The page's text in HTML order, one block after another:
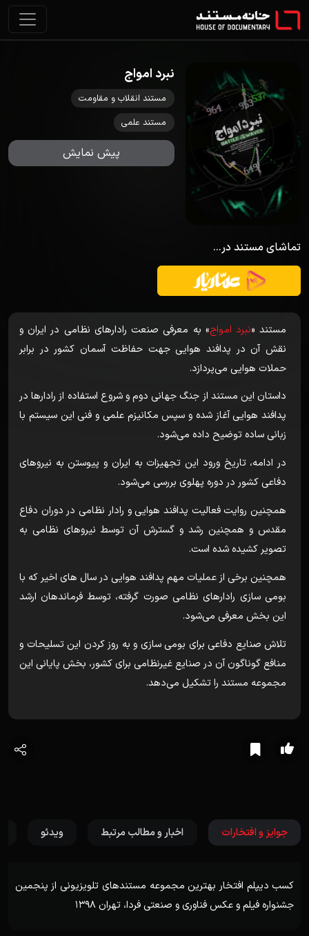
نبرد امواج
مستند انقلاب و مقاومت
مستند علمی
پیش نمایش
تماشای مستند در...
مستند «نبرد امواج» به معرفی صنعت رادارهای نظامی در ایران و
نقش آن در پدافند هوایی جهت حفاظت آسمان کشور در برابر
حملات هوایی می‌پردازد.
داستان این مستند از جنگ جهانی دوم و شروع استفاده از رادارها در
پدافند هوایی آغاز شده و سپس مکانیزم علمی و فنی این سیستم با
زبانی ساده توضیح داده می‌شود.
در ادامه، تاریخ ورود این تجهیزات به ایران و پیوستن به نیروهای
دفاعی کشور در دوره پهلوی بررسی می‌شود.
همچنین روایت فعالیت پدافند هوایی و رادار نظامی در دوران دفاع
مقدس و همچنین رشد و گسترش آن توسط نیروهای نظامی به
تصویر کشیده شده است.
همچنین برخی از عملیات مهم پدافند هوایی در سال های اخیر که با
بومی سازی رادارهای نظامی صورت گرفته، توسط فرماندهان ارشد
این بخش معرفی می‌شود.
تلاش صنایع دفاعی برای بومی سازی و به روز کردن این تسلیحات و
منافع گوناگون آن در صنایع غیرنظامی برای کشور، بخش پایانی این
مجموعه مستند را تشکیل می‌دهد.
جوایز و افتخارات اخبار و مطالب مرتبط ویدئو
راهیابی به سیزدهمین جشنواره بین المللی سینما حقیقت، تهران،
کسب دیپلم افتخار بهترین مجموعه مستندهای تلویزیونی از پنجمین
جشنواره فیلم و عکس فناوری و صنعتی فردا، تهران 1398